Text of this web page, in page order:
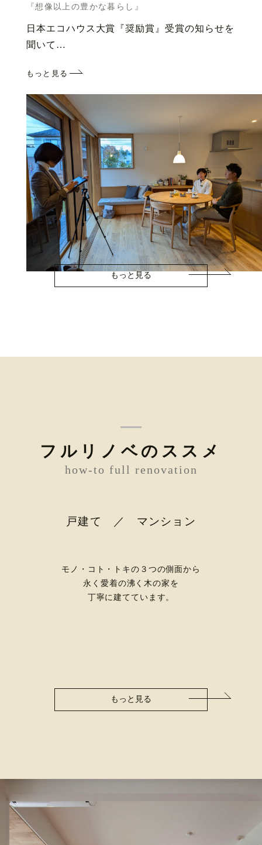
『想像以上の豊かな暮らし』
日本エコハウス大賞『奨励賞』受賞の知らせを
聞いて…
もっと見る
もっと見る
フルリノベのススメ
how-to full renovation
戸建て ／ マンション
モノ・コト・トキの３つの側面から
永く愛着の沸く木の家を
丁寧に建てています。
もっと見る